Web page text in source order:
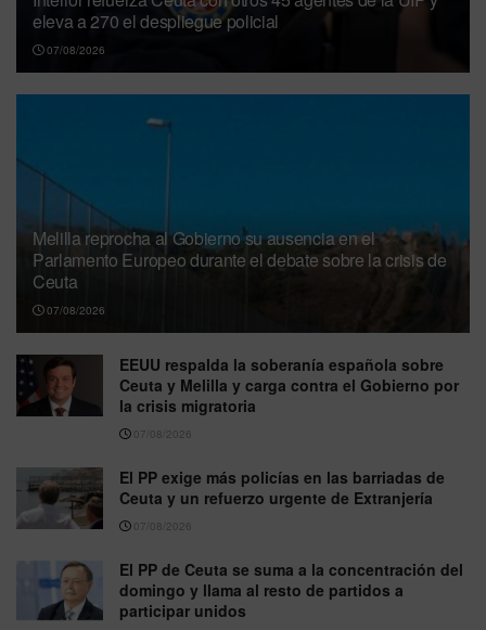
eleva a 270 el despliegue policial
07/08/2026
Melilla reprocha al Gobierno su ausencia en el
Parlamento Europeo durante el debate sobre la crisis de
Ceuta
07/08/2026
EEUU respalda la soberanía española sobre
Ceuta y Melilla y carga contra el Gobierno por
la crisis migratoria
07/08/2026
El PP exige más policías en las barriadas de
Ceuta y un refuerzo urgente de Extranjería
07/08/2026
El PP de Ceuta se suma a la concentración del
domingo y llama al resto de partidos a
participar unidos